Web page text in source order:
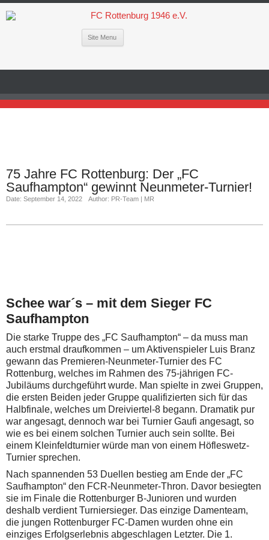
Site Menu
75 Jahre FC Rottenburg: Der „FC
Saufhampton“ gewinnt Neunmeter-Turnier!
Date: September 14, 2022 Author: PR-Team | MR
Schee war´s – mit dem Sieger FC
Saufhampton
Die starke Truppe des „FC Saufhampton“ – da muss man
auch erstmal draufkommen – um Aktivenspieler Luis Branz
gewann das Premieren-Neunmeter-Turnier des FC
Rottenburg, welches im Rahmen des 75-jährigen FC-
Jubiläums durchgeführt wurde. Man spielte in zwei Gruppen,
die ersten Beiden jeder Gruppe qualifizierten sich für das
Halbfinale, welches um Dreiviertel-8 begann. Dramatik pur
war angesagt, dennoch war bei Turnier Gaufi angesagt, so
wie es bei einem solchen Turnier auch sein sollte. Bei
einem Kleinfeldturnier würde man von einem Höfleswetz-
Turnier sprechen.
Nach spannenden 53 Duellen bestieg am Ende der „FC
Saufhampton“ den FCR-Neunmeter-Thron. Davor besiegten
sie im Finale die Rottenburger B-Junioren und wurden
deshalb verdient Turniersieger. Das einzige Damenteam,
die jungen Rottenburger FC-Damen wurden ohne ein
einziges Erfolgserlebnis abgeschlagen Letzter. Die 1.